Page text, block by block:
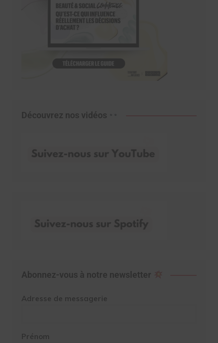
Découvrez nos vidéos
Abonnez-vous à notre newsletter
Adresse de messagerie
Prénom